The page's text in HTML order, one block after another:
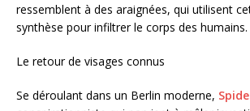
ressemblent à des araignées, qui utilisent
synthèse pour infiltrer le corps des humains.
Le retour de visages connus
Se déroulant dans un Berlin moderne,